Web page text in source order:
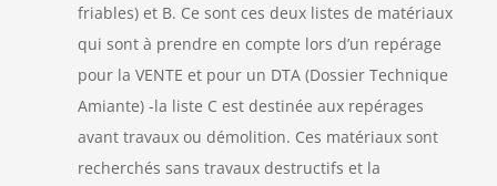
friables) et B. Ce sont ces deux listes de matériaux
qui sont à prendre en compte lors d’un repérage
pour la VENTE et pour un DTA (Dossier Technique
Amiante) -la liste C est destinée aux repérages
avant travaux ou démolition. Ces matériaux sont
recherchés sans travaux destructifs et la